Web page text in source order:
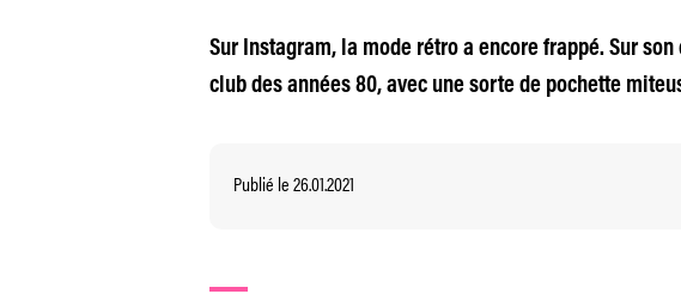
Sur Instagram, la mode rétro a encore frappé. Sur
club des années 80, avec une sorte de pochette
Publié le 26.01.2021